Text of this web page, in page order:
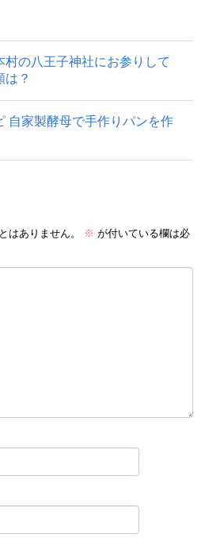
の八王子神社にお参りして
？
自家製酵母で手作りパンを作
はありません。 ※ が付いている欄は必